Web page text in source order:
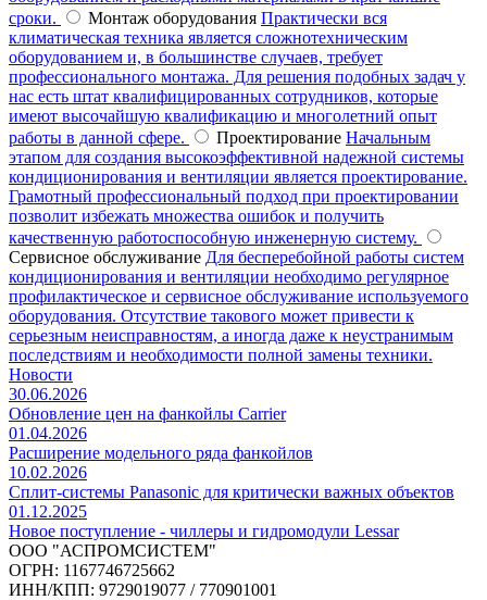
сроки.
Монтаж оборудования Практически вся
климатическая техника является сложнотехническим
оборудованием и, в большинстве случаев, требует
профессионального монтажа. Для решения подобных задач у
нас есть штат квалифицированных сотрудников, которые
имеют высочайшую квалификацию и многолетний опыт
работы в данной сфере.
Проектирование Начальным
этапом для создания высокоэффективной надежной системы
кондиционирования и вентиляции является проектирование.
Грамотный профессиональный подход при проектировании
позволит избежать множества ошибок и получить
качественную работоспособную инженерную систему.
Сервисное обслуживание Для бесперебойной работы систем
кондиционирования и вентиляции необходимо регулярное
профилактическое и сервисное обслуживание используемого
оборудования. Отсутствие такового может привести к
серьезным неисправностям, а иногда даже к неустранимым
последствиям и необходимости полной замены техники.
Новости
30.06.2026
Обновление цен на фанкойлы Carrier
01.04.2026
Расширение модельного ряда фанкойлов
10.02.2026
Сплит-системы Panasonic для критически важных объектов
01.12.2025
Новое поступление - чиллеры и гидромодули Lessar
ООО "АСПРОМСИСТЕМ"
ОГРН: 1167746725662
ИНН/КПП: 9729019077 / 770901001